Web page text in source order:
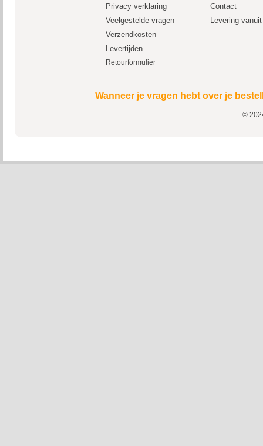
Privacy verklaring
Contact
Veelgestelde vragen
Levering
Verzendkosten
Levertijden
Retourformulier
Wanneer je vragen hebt over je
©